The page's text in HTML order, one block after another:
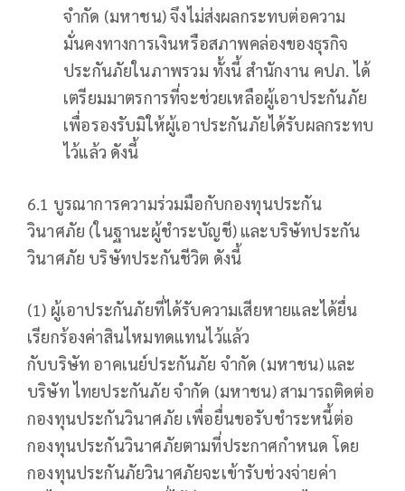
จำกัด (มหาชน) จึงไม่ส่งผลกระทบต่อความ
มั่นคงทางการเงินหรือสภาพคล่องของธุรกิจ
ประกันภัยในภาพรวม ทั้งนี้ สำนักงาน คปภ. ได้
เตรียมมาตรการที่จะช่วยเหลือผู้เอาประกันภัย
เพื่อรองรับมิให้ผู้เอาประกันภัยได้รับผลกระทบ
ไว้แล้ว ดังนี้
6.1 บูรณาการความร่วมมือกับกองทุนประกัน
วินาศภัย (ในฐานะผู้ชำระบัญชี) และบริษัทประกัน
วินาศภัย บริษัทประกันชีวิต ดังนี้
(1) ผู้เอาประกันภัยที่ได้รับความเสียหายและได้ยื่น
เรียกร้องค่าสินไหมทดแทนไว้แล้ว
กับบริษัท อาคเนย์ประกันภัย จำกัด (มหาชน) และ
บริษัท ไทยประกันภัย จำกัด (มหาชน) สามารถติดต่อ
กองทุนประกันวินาศภัย เพื่อยื่นขอรับชำระหนี้ต่อ
กองทุนประกันวินาศภัยตามที่ประกาศกำหนด โดย
กองทุนประกันภัยวินาศภัยจะเข้ารับช่วงจ่ายค่า